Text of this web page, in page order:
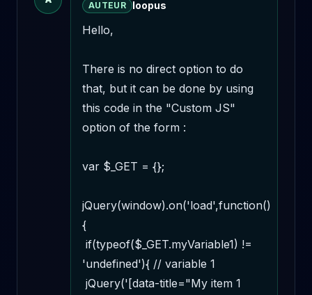
AUTEUR loopus
Hello,
There is no direct option to do
that, but it can be done by using
this code in the "Custom JS"
option of the form :
var $_GET = {};
jQuery(window).on('load',function()
{
'undefined'){ // variable 1